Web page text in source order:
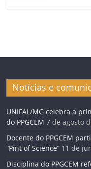
Notícias e
UNIFAL/MG celebra a
do PPGCEM 7 de agosto
Docente do PPGCEM
“Pint of Science” 11 de
Disciplina do PPGCEM